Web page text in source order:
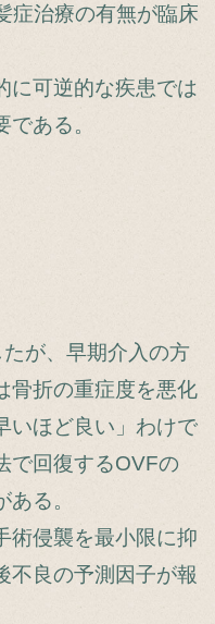
症治療の有無が臨床
に可逆的な疾患では
ある。
たが、早期介入の方
骨折の重症度を悪化
いほど良い」わけで
で回復するOVFの
る。
術侵襲を最小限に抑
不良の予測因子が報